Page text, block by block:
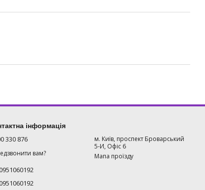
інформація
330 876
вам?
м. Київ, проспект Броварський
5-И, Офіс 6
Мапа проїзду